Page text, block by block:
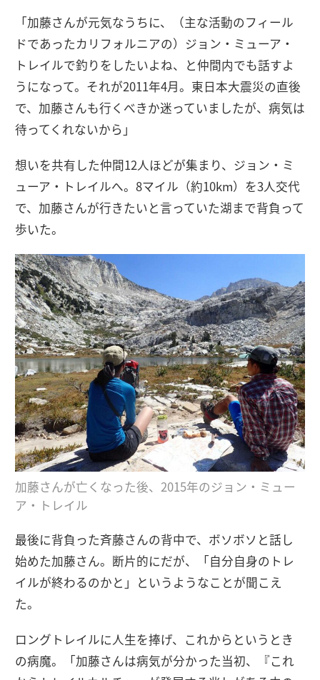
「加藤さんが元気なうちに、（主な活動のフィール
ドであったカリフォルニアの）ジョン・ミューア・
トレイルで釣りをしたいよね、と仲間内でも話すよ
うになって。それが2011年4月。東日本大震災の直後
で、加藤さんも行くべきか迷っていましたが、病気は
待ってくれないから」
想いを共有した仲間12人ほどが集まり、ジョン・ミ
ューア・トレイルへ。8マイル（約10km）を3人交代
で、加藤さんが行きたいと言っていた湖まで背負って
歩いた。
加藤さんが亡くなった後、2015年のジョン・ミュー
ア・トレイル
最後に背負った斉藤さんの背中で、ボソボソと話し
始めた加藤さん。断片的にだが、「自分自身のトレ
イルが終わるのかと」というようなことが聞こえ
た。
ロングトレイルに人生を捧げ、これからというとき
の病魔。「加藤さんは病気が分かった当初、『これ